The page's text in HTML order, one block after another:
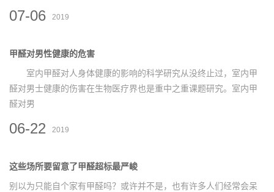
07-06 2019
甲醛对男性健康的危害
室内甲醛对人身体健康的影响的科学研究从没终止过，室内甲
醛对男士健康的伤害在生物医疗界也是重中之重课题研究。室内甲
醛对男
06-22 2019
这些场所要留意了甲醛超标最严峻
别以为只能自个家有甲醛吗？或许并不是，也有许多人们经常会呆